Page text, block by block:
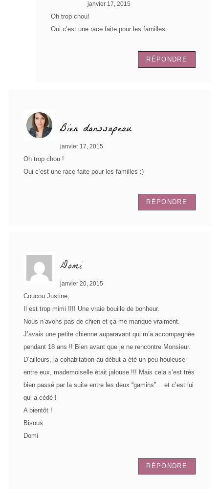
janvier 17, 2015
Oh trop chou!
Oui c’est une race faite pour les familles
RÉPONDRE
Bien danssapeau
janvier 17, 2015
Oh trop chou !
Oui c’est une race faite pour les familles :)
RÉPONDRE
Domi
janvier 20, 2015
Coucou Justine,
Il est trop mimi !!!! Une vraie bouille de bonheur.
Nous n’avons pas de chien et ça me manque vraiment.
J’avais une petite chienne auparavant qui m’a accompagnée
pendant 18 ans !! Bien avant que je ne rencontre Monsieur.
D’ailleurs, la cohabitation au début a été un peu houleuse
entre eux, mademoiselle était jalouse !!! Mais cela s’est très
bien passé par la suite entre les deux “gamins”… et c’est lui
qui a cédé !
A bientôt !
Bisous
Domi
RÉPONDRE